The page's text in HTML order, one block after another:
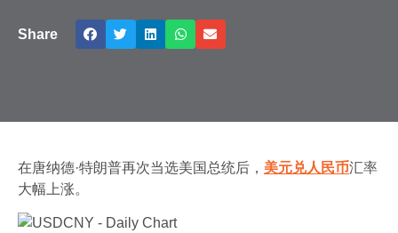
Share
在唐纳德·特朗普再次当选美国总统后， 美元兑人民币汇率
大幅上涨。